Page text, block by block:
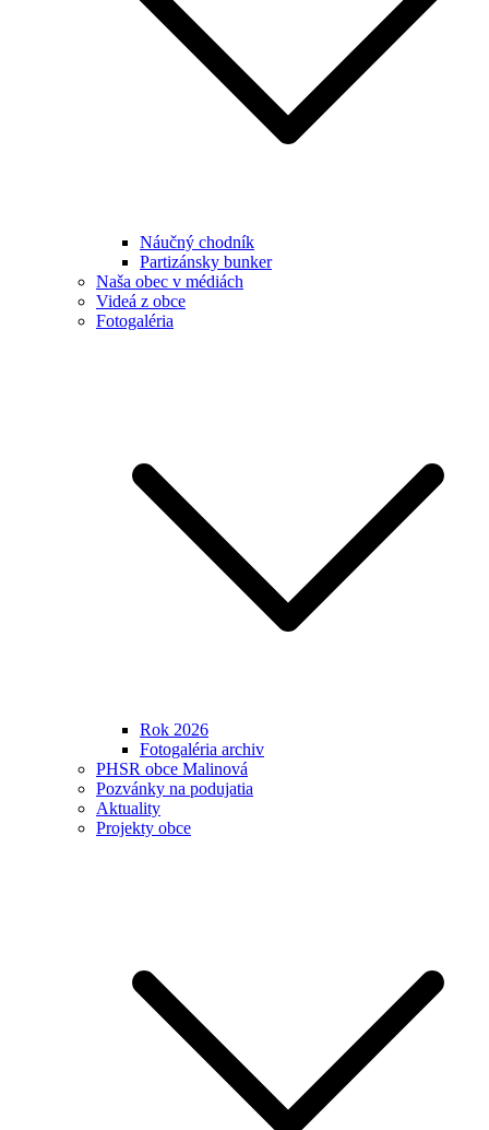
Náučný chodník
Partizánsky bunker
Naša obec v médiách
Videá z obce
Fotogaléria
Rok 2026
Fotogaléria archiv
PHSR obce Malinová
Pozvánky na podujatia
Aktuality
Projekty obce